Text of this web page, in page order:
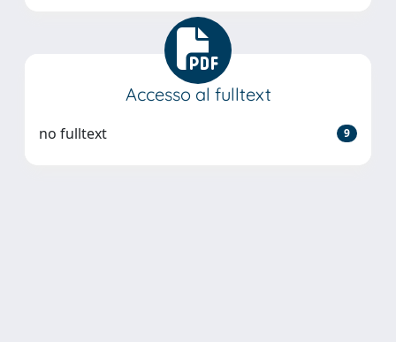
Accesso al fulltext
no fulltext 9